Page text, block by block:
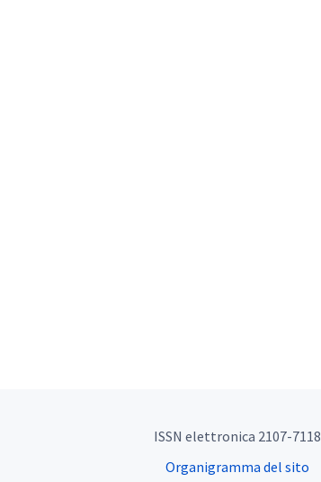
ISSN elettronica 2107-7118
Organigramma del sito